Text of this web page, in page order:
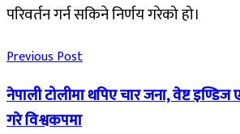
परिवर्तन गर्न सकिने निर्णय गरेको हो।
Previous Post
नेपाली टोलीमा थपिए चार जना, वेष्ट इण्डिज
गरे विश्वकपमा